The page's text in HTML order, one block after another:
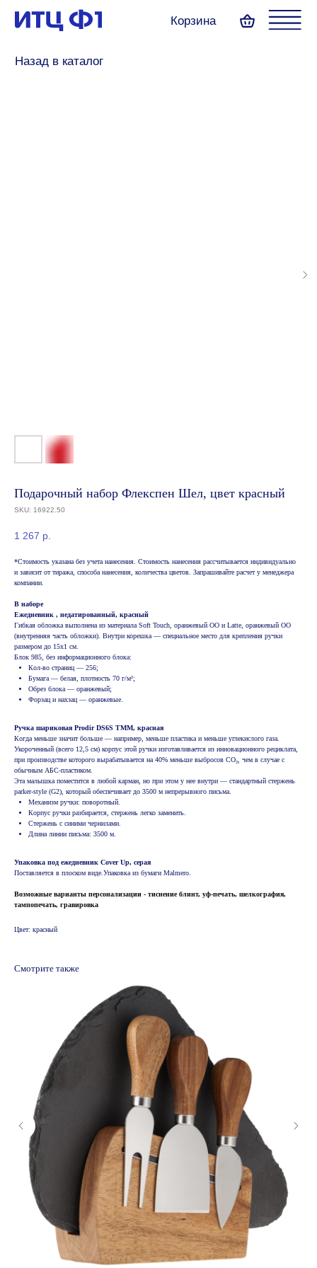
Подарочный набор Флекспен Шел, цвет красный
SKU: 16922.50
1 267 р.
*Стоимость указана без учета нанесения. Стоимость нанесения рассчитывается индивидуально
и зависит от тиража, способа нанесения, количества цветов. Запрашивайте расчет у менеджера
компании.
В наборе
Ежедневник , недатированный, красный
Гибкая обложка выполнена из материала Soft Touch, оранжевый OO и Latte, оранжевый OO
(внутренняя часть обложки). Внутри корешка — специальное место для крепления ручки
размером до 15х1 см.
Блок 985, без информационного блока:
Кол-во страниц — 256;
Бумага — белая, плотность 70 г/м²;
Обрез блока — оранжевый;
Форзац и нахзац — оранжевые.
Ручка шариковая Prodir DS6S TMM, красная
Когда меньше значит больше — например, меньше пластика и меньше углекислого газа.
Укороченный (всего 12,5 см) корпус этой ручки изготавливается из инновационного рециклата,
при производстве которого вырабатывается на 40% меньше выбросов CO₂, чем в случае с
обычным АБС-пластиком.
Эта малышка поместится в любой карман, но при этом у нее внутри — стандартный стержень
parker-style (G2), который обеспечивает до 3500 м непрерывного письма.
Механизм ручки: поворотный.
Корпус ручки разбирается, стержень легко заменить.
Стержень с синими чернилами.
Длина линии письма: 3500 м.
Упаковка под ежедневник Cover Up, серая
Поставляется в плоском виде.Упаковка из бумаги Malmero.
Возможные варианты персонализации - тиснение блинт, уф-печать, шелкография,
тампопечать, гравировка
Цвет: красный
Смотрите также
© 2024 ООО "Информационно-технический
центр Ф1"
Политика обработки и защиты персональных данных
Пользовательское соглашение
Публичная оферта
Согласие на получение рассылки
Политика обработки cookie